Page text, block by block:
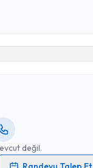
Gönder
değil.